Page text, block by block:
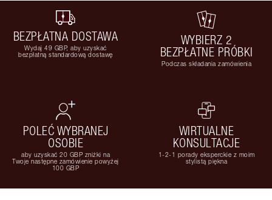
BEZPŁATNA DOSTAWA
Wydaj 49 GBP, aby uzyskać
bezpłatną standardową dostawę
WYBIERZ 2
BEZPŁATNE PRÓBKI
Podczas składania zamówienia
POLEĆ WYBRANEJ
OSOBIE
aby uzyskać 20 GBP zniżki na
Twoje następne zamówienie powyżej
100 GBP
WIRTUALNE
KONSULTACJE
1-2-1 porady eksperckie z moim
stylistą piękna